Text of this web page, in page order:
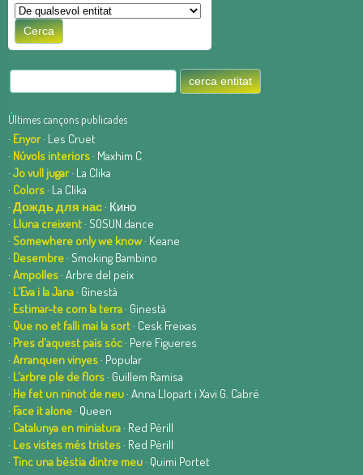
Últimes cançons publicades
· Enyor· Les Cruet
· Núvols interiors· Maxhim C
· Jo vull jugar· La Clika
· Colors· La Clika
· Дождь для нас· Кино
· Lluna creixent· SOSUN.dance
· Somewhere only we know· Keane
· Desembre· Smoking Bambino
· Ampolles· Arbre del peix
· L'Eva i la Jana· Ginestà
· Estimar-te com la terra· Ginestà
· Que no et falli mai la sort· Cesk Freixas
· Pres d'aquest país sóc· Pere Figueres
· Arranquen vinyes· Popular
· L'arbre ple de flors· Guillem Ramisa
· He fet un ninot de neu· Anna Llopart i Xavi G. Cabré
· Face it alone· Queen
· Catalunya en miniatura· Red Pèrill
· Les vistes més tristes· Red Pèrill
· Tinc una bèstia dintre meu· Quimi Portet